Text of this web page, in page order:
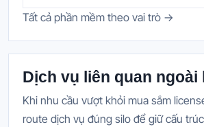
Tất cả phần mềm theo vai trò →
Dịch vụ liên quan ngoài
Khi nhu cầu vượt khỏi mua sắm
route dịch vụ đúng silo để giữ cấu